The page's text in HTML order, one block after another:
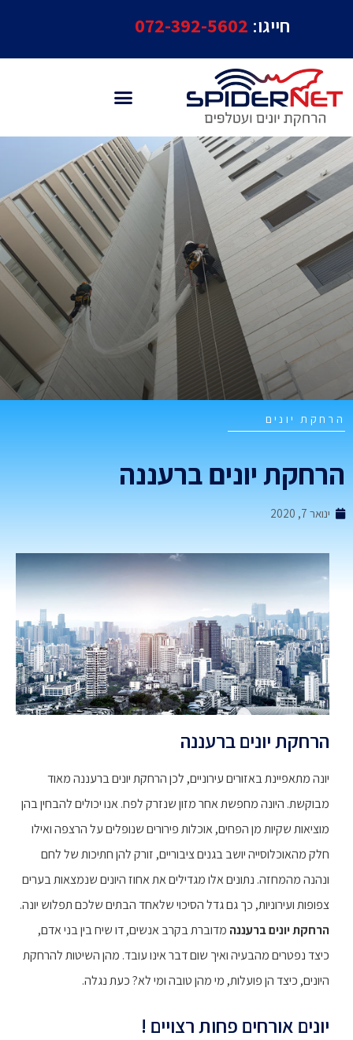
חייגו:072-392-5602
יונים
יונים ברעננה
ינואר 7, 2020
הרחקת יונים ברעננה
יונה מתאפיינת באזורים עירוניים, לכן הרחקת יונים ברעננה מאוד
מבוקשת. היונה מחפשת אחר מזון שנזרק לפח. אנו יכולים להבחין בהן
מוציאות שקיות מן הפחים, אוכלות פירורים שנופלים על הרצפה ואילו
חלק מהאוכלוסייה יושב בגנים ציבוריים, זורק להן חתיכות של לחם
ונהנה מהמחזה. נתונים אלו מגדילים את אחוז היונים שנמצאות בערים
צפופות ועירוניות, כך גם גדל הסיכוי שלאחד הבתים שלכם תפלוש יונה.
הרחקת יונים ברעננהמדוברת בקרב אנשים, דו שיח בין בני אדם,
כיצד נפטרים מהבעיה ואיך שום דבר אינו עובד. מהן השיטות להרחקת
היונים, כיצד הן פועלות, מי מהן טובה ומי לא? כעת נגלה.
יונים אורחים פחות רצויים !